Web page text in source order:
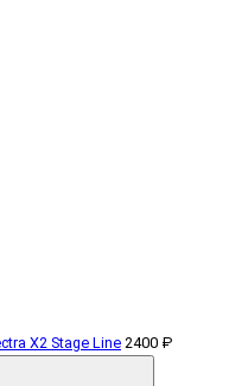
X2 Stage Line 2400 ₽